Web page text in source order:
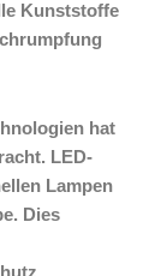
Kunststoffe
hat
LED-
Lampen
Dies